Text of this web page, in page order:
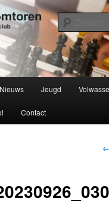
opgericht 1934
Nieuws Jeugd
Contact